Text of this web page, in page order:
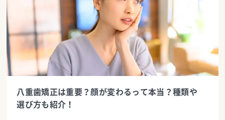
八重歯矯正は重要？顔が変わるって本当？種類や
選び方も紹介！